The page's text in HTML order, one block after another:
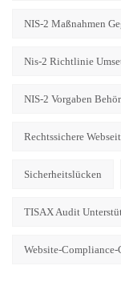
NIS-2 Maßnahmen
Nis-2 Richtlinie
NIS-2 Vorgaben
Rechtssichere
Sicherheitslücken
TISAX Audit
Website-Compliance-